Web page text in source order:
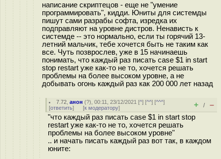
написание скриптецов - еще не "умение
программировать", кидди. Юниты для системды
пишут сами разрабы софта, изредка их
подправляют на уровне дистров. Ненависть к
системде -- это нормально, если ты горячий 13-
летний мальчик, тебе хочется быть не таким как
все. Чуть позврослев, уже в 15 начинаешь
понимать, что каждый раз писать case $1 in start
stop restart уже как-то не то, хочется решать
проблемы на более высоком уровне, а не
добывать огонь каждый раз как 200 000 лет назад
7.72 ,анон (?), 00:11, 23/12/2021 [^] [^^] [^^^]
[ответить] [к модератору] + / –
"что каждый раз писать case $1 in start stop
restart уже как-то не то, хочется решать
проблемы на более высоком уровне"
.. и начать писать каждый раз вот так, в каждом
юните: